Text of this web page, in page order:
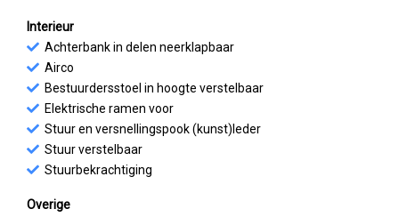
Interieur
Achterbank in delen neerklapbaar
Airco
Bestuurdersstoel in hoogte verstelbaar
Elektrische ramen voor
Stuur en versnellingspook (kunst)leder
Stuur verstelbaar
Stuurbekrachtiging
Overige